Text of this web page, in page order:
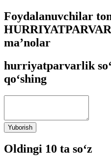
Foydalanuvchilar
ma’nolar
hurriyatparvarlik
qo‘shing
Yuborish
Oldingi 10 ta so‘z